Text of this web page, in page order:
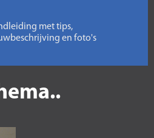
met tips,
en foto's